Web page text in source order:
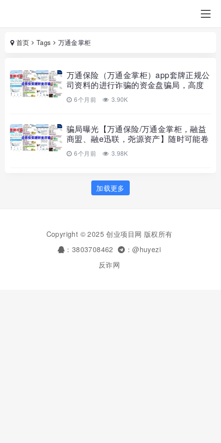
首页 Tags 万通金掌柜
万通保险（万通金掌柜）app套牌正规公
司资料的进行诈骗的资金盘骗局，高度
预警，即将崩盘跑路！
6个月前 3.90K
骗局曝光【万通保险/万通金掌柜，融益
商盟、融e迅联，尧源资产】随时可能卷
钱跑路！
6个月前 3.98K
加载更多
Copyright © 2025 创业项目网 版权所有
：3803708462
：@huyezi
反诈网